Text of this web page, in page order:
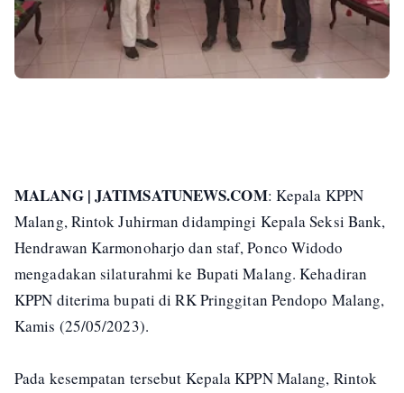
MALANG | JATIMSATUNEWS.COM: Kepala KPPN
Malang, Rintok Juhirman didampingi Kepala Seksi Bank,
Hendrawan Karmonoharjo dan staf, Ponco Widodo
mengadakan silaturahmi ke Bupati Malang. Kehadiran
KPPN diterima bupati di RK Pringgitan Pendopo Malang,
Kamis (25/05/2023).
Pada kesempatan tersebut Kepala KPPN Malang, Rintok